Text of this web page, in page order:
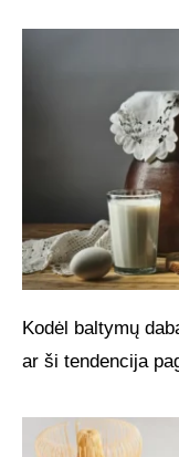
Kodėl baltymų
ar ši tendencija